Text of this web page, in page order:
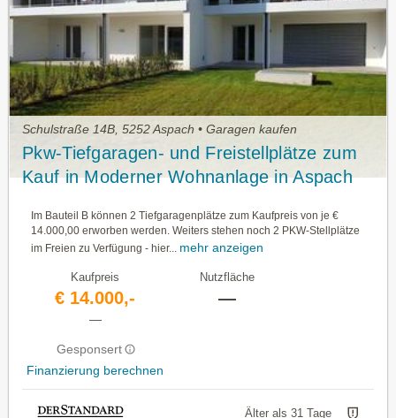
Schulstraße 14B, 5252 Aspach • Garagen kaufen
Pkw-Tiefgaragen- und Freistellplätze zum
Kauf in Moderner Wohnanlage in Aspach
Im Bauteil B können 2 Tiefgaragenplätze zum Kaufpreis von je €
14.000,00 erworben werden. Weiters stehen noch 2 PKW-Stellplätze
im Freien zu Verfügung - hier...
mehr anzeigen
Kaufpreis
€ 14.000,-
—
Gesponsert
Finanzierung berechnen
Nutzfläche
—
Älter als 31 Tage